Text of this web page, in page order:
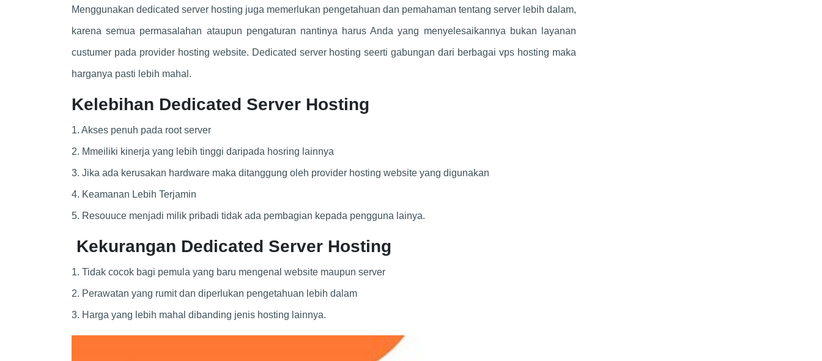
Menggunakan dedicated server hosting juga memerlukan pengetahuan dan pemahaman tentang server lebih dalam,
karena semua permasalahan ataupun pengaturan nantinya harus Anda yang menyelesaikannya bukan layanan
custumer pada provider hosting website. Dedicated server hosting seerti gabungan dari berbagai vps hosting maka
harganya pasti lebih mahal.
Kelebihan Dedicated Server Hosting
1. Akses penuh pada root server
2. Mmeiliki kinerja yang lebih tinggi daripada hosring lainnya
3. Jika ada kerusakan hardware maka ditanggung oleh provider hosting website yang digunakan
4. Keamanan Lebih Terjamin
5. Resouuce menjadi milik pribadi tidak ada pembagian kepada pengguna lainya.
Kekurangan Dedicated Server Hosting
1. Tidak cocok bagi pemula yang baru mengenal website maupun server
2. Perawatan yang rumit dan diperlukan pengetahuan lebih dalam
3. Harga yang lebih mahal dibanding jenis hosting lainnya.